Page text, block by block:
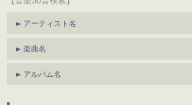
アーティスト名
楽曲名
アルバム名